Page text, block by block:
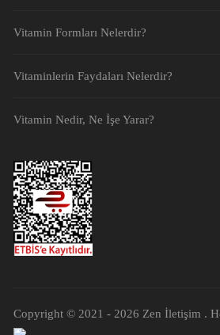
Vitamin Formları Nelerdir?
Vitaminlerin Faydaları Nelerdir?
Vitamin Nedir, Ne İşe Yarar?
Copyright © 2021 - 2026 Zen İletişim .